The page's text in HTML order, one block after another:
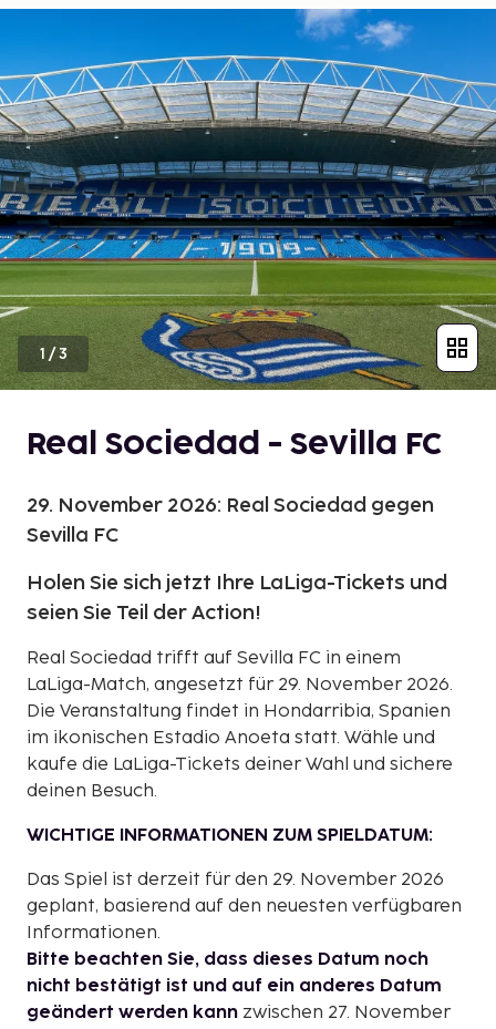
1 /3
Real Sociedad - Sevilla FC
29. November 2026: Real Sociedad gegen
Sevilla FC
Holen Sie sich jetzt Ihre LaLiga-Tickets und
seien Sie Teil der Action!
Real Sociedad trifft auf Sevilla FC in einem
LaLiga-Match, angesetzt für 29. November 2026.
Die Veranstaltung findet in Hondarribia, Spanien
im ikonischen Estadio Anoeta statt. Wähle und
kaufe die LaLiga-Tickets deiner Wahl und sichere
deinen Besuch.
WICHTIGE INFORMATIONEN ZUM SPIELDATUM:
Das Spiel ist derzeit für den 29. November 2026
geplant, basierend auf den neuesten verfügbaren
Informationen.
Bitte beachten Sie, dass dieses Datum noch
nicht bestätigt ist und auf ein anderes Datum
geändert werden kann zwischen 27. November